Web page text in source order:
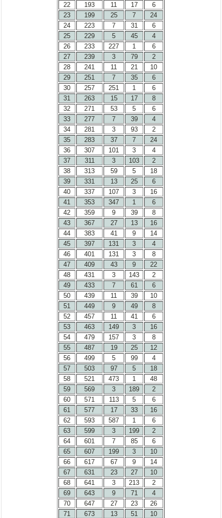
22
193 11 17
6
23
199 25 7
24
24
223 7 31
6
25
229 5 45
4
26
233 227 1
6
27
239 3 79
2
28
241 11 21
10
29
251 7 35
6
30
257 251 1
6
31
263 15 17
8
32
271 53 5
6
33
277 7 39
4
34
281 3 93
2
35
283 37 7
24
36
307 101 3
4
37
311 3 103
2
38
313 59 5
18
39
331 13 25
6
40
337 107 3
16
41
353 347 1
6
42
359 9 39
8
43
367 27 13
16
44
383 41 9
14
45
397 131 3
4
46
401 131 3
8
47
409 43 9
22
48
431 3 143
2
49
433 7 61
6
50
439 11 39
10
51
449 9 49
8
52
457 11 41
6
53
463 149 3
16
54
479 157 3
8
55
487 19 25
12
56
499 5 99
4
57
503 97 5
18
58
521 473 1
48
59
569 3 189
2
60
571 113 5
6
61
577 17 33
16
62
593 587 1
6
63
599 3 199
2
64
601 7 85
6
65
607 199 3
10
66
617 67 9
14
67
631 23 27
10
68
641 3 213
2
69
643 9 71
4
70
647 27 23
26
71
673 13 51
10